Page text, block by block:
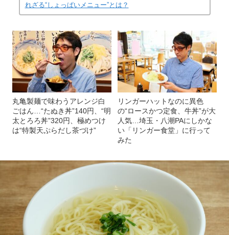
れざる“しょっぱいメニュー”とは？
丸亀製麺で味わうアレンジ白
ごはん…“たぬき丼”140円、“明
太とろろ丼”320円、極めつけ
は“特製天ぷらだし茶づけ”
リンガーハットなのに異色
の“ロースかつ定食、牛丼”が大
人気…埼玉・八潮PAにしかな
い「リンガー食堂」に行って
みた